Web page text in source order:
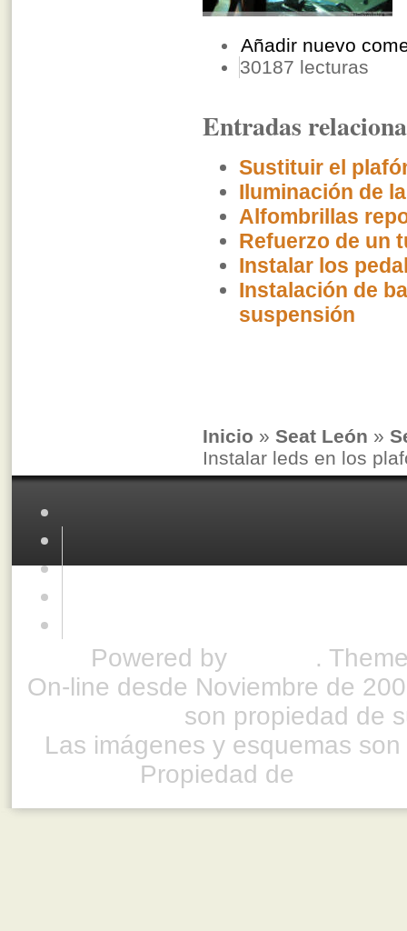
Añadir nuevo
30187 lecturas
Entradas
Sustituir el
Iluminación de
Alfombrillas
Refuerzo de un
Instalar los
Instalación de
suspensión
Inicio » Seat León »
Instalar leds en los
Powered by
.
On-line desde Noviembre de
son propiedad de
Las imágenes y esquemas
Propiedad de